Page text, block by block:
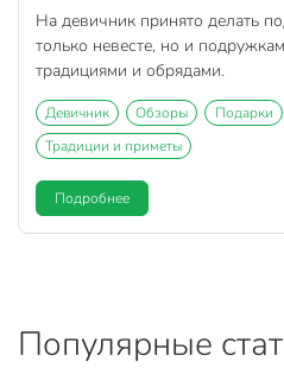
На девичник принято делать
только невесте, но и
традициями и обрядами.
Девичник Обзоры Подарки
Традиции и приметы
Подробнее
Популярные